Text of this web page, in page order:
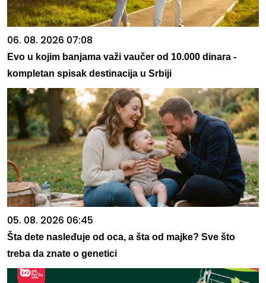
06. 08. 2026 07:08
Evo u kojim banjama važi vaučer od 10.000 dinara -
kompletan spisak destinacija u Srbiji
05. 08. 2026 06:45
Šta dete nasleđuje od oca, a šta od majke? Sve što
treba da znate o genetici